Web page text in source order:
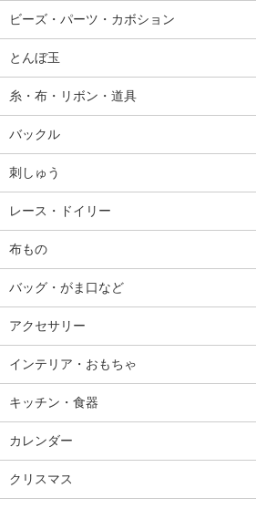
ビーズ・パーツ・カボション
とんぼ玉
糸・布・リボン・道具
バックル
刺しゅう
レース・ドイリー
布もの
バッグ・がま口など
アクセサリー
インテリア・おもちゃ
キッチン・食器
カレンダー
クリスマス